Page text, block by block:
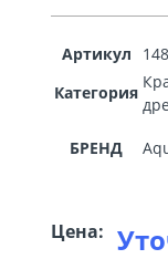
Артикул
Категория
БРЕНД
Цена: